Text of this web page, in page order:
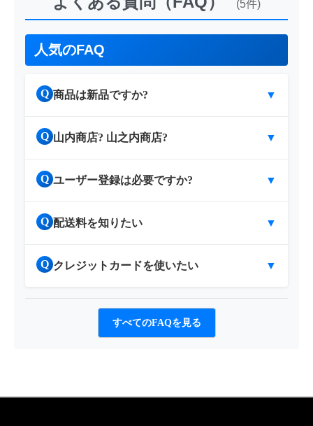
(5件)
人気のFAQ
Q 商品は新品ですか? ▼
Q 山内商店? 山之内商店? ▼
Q ユーザー登録は必要ですか? ▼
Q 配送料を知りたい ▼
Q クレジットカードを使いたい ▼
すべてのFAQを見る